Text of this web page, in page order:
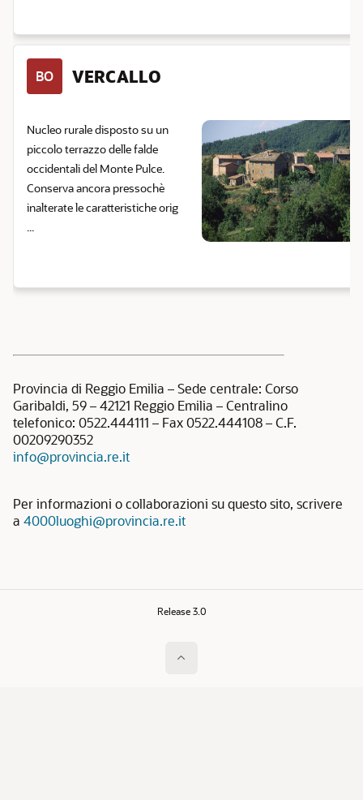
BO VERCALLO
Nucleo rurale disposto su un
piccolo terrazzo delle falde
occidentali del Monte Pulce.
Conserva ancora pressochè
inalterate le caratteristiche orig
...
Provincia di Reggio Emilia – Sede centrale: Corso
Garibaldi, 59 – 42121 Reggio Emilia – Centralino
telefonico: 0522.444111 – Fax 0522.444108 – C.F.
00209290352
info@provincia.re.it
Per informazioni o collaborazioni su questo sito, scrivere
a 4000luoghi@provincia.re.it
Release 3.0